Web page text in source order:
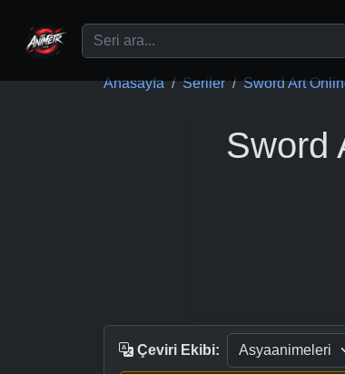
Anasayfa Seriler Sword Art
Sword
Çeviri Ekibi: